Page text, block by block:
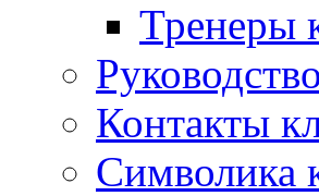
Тренеры
Контакты
Символика